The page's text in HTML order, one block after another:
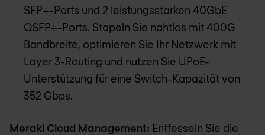
SFP+-Ports und 2 leistungsstarken 40GbE
QSFP+-Ports. Stapeln Sie nahtlos mit 400G
Bandbreite, optimieren Sie Ihr Netzwerk mit
Layer 3-Routing und nutzen Sie UPoE-
Unterstützung für eine Switch-Kapazität von
352 Gbps.
Meraki Cloud Management: Entfesseln Sie die